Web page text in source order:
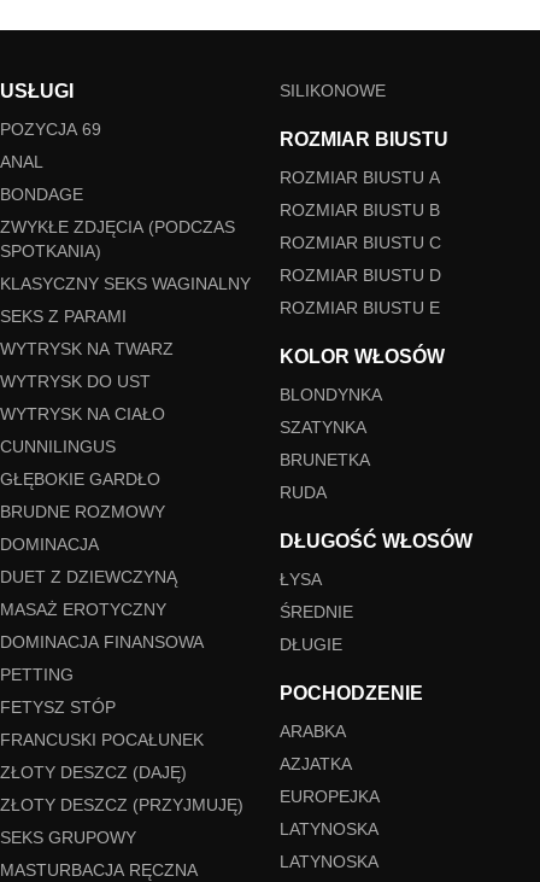
USŁUGI
POZYCJA 69
ANAL
BONDAGE
ZWYKŁE ZDJĘCIA (PODCZAS
SPOTKANIA)
KLASYCZNY SEKS WAGINALNY
SEKS Z PARAMI
WYTRYSK NA TWARZ
WYTRYSK DO UST
WYTRYSK NA CIAŁO
CUNNILINGUS
GŁĘBOKIE GARDŁO
BRUDNE ROZMOWY
DOMINACJA
DUET Z DZIEWCZYNĄ
MASAŻ EROTYCZNY
DOMINACJA FINANSOWA
PETTING
FETYSZ STÓP
FRANCUSKI POCAŁUNEK
ZŁOTY DESZCZ (DAJĘ)
ZŁOTY DESZCZ (PRZYJMUJĘ)
SEKS GRUPOWY
MASTURBACJA RĘCZNA
SILIKONOWE
ROZMIAR BIUSTU
ROZMIAR BIUSTU A
ROZMIAR BIUSTU B
ROZMIAR BIUSTU C
ROZMIAR BIUSTU D
ROZMIAR BIUSTU E
KOLOR WŁOSÓW
BLONDYNKA
SZATYNKA
BRUNETKA
RUDA
DŁUGOŚĆ WŁOSÓW
ŁYSA
ŚREDNIE
DŁUGIE
POCHODZENIE
ARABKA
AZJATKA
EUROPEJKA
LATYNOSKA
LATYNOSKA